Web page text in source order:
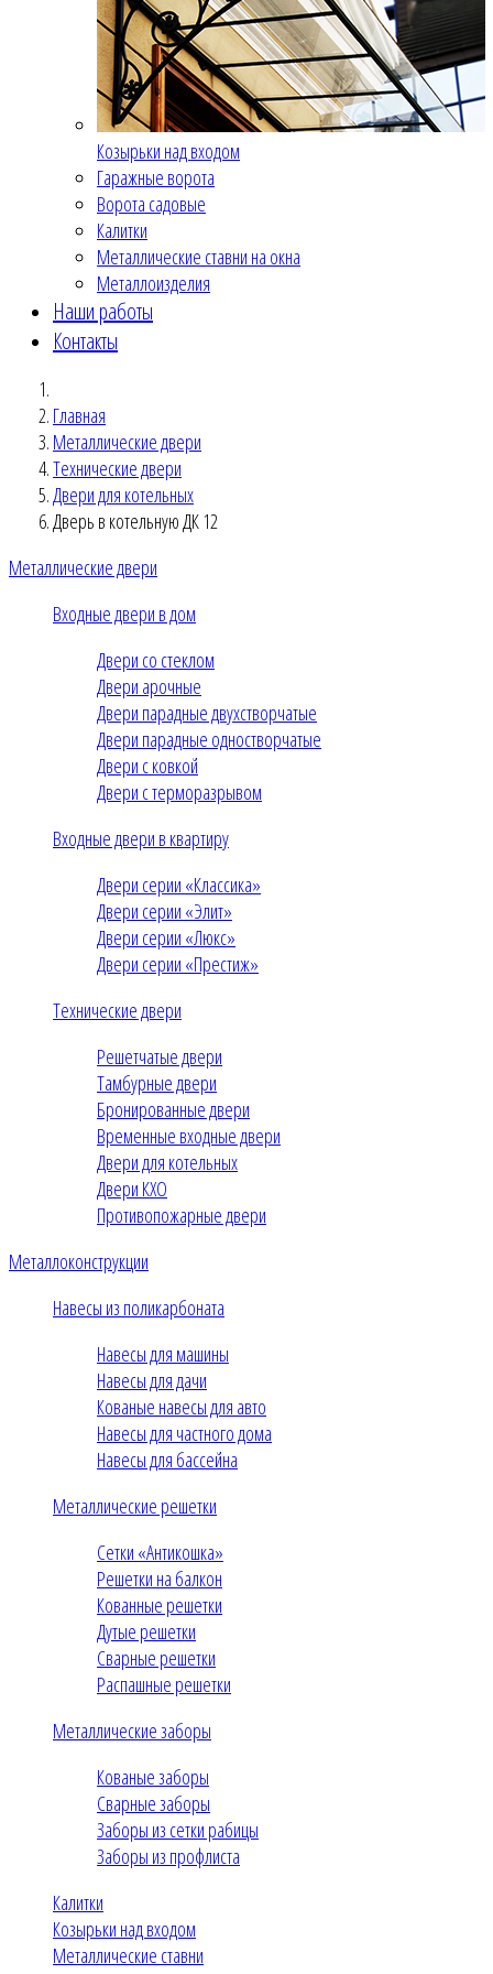
Козырьки над входом
Гаражные ворота
Ворота садовые
Калитки
Металлические ставни на окна
Металлоизделия
Наши работы
Контакты
Главная
Металлические двери
Технические двери
Двери для котельных
Дверь в котельную ДК 12
Металлические двери
Входные двери в дом
Двери со стеклом
Двери арочные
Двери парадные двухстворчатые
Двери парадные одностворчатые
Двери с ковкой
Двери с терморазрывом
Входные двери в квартиру
Двери серии «Классика»
Двери серии «Элит»
Двери серии «Люкс»
Двери серии «Престиж»
Технические двери
Решетчатые двери
Тамбурные двери
Бронированные двери
Временные входные двери
Двери для котельных
Двери КХО
Противопожарные двери
Металлоконструкции
Навесы из поликарбоната
Навесы для машины
Навесы для дачи
Кованые навесы для авто
Навесы для частного дома
Навесы для бассейна
Металлические решетки
Сетки «Антикошка»
Решетки на балкон
Кованные решетки
Дутые решетки
Сварные решетки
Распашные решетки
Металлические заборы
Кованые заборы
Сварные заборы
Заборы из сетки рабицы
Заборы из профлиста
Калитки
Козырьки над входом
Металлические ставни